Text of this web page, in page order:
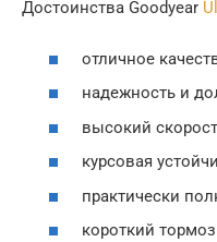
Достоинства Goodyear
отличное
надежность и
высокий
курсовая
практически
короткий